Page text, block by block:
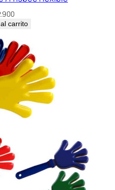
carrito